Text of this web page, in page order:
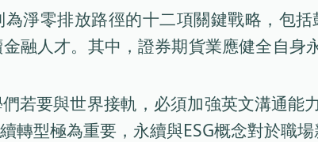
淨零排放路徑的十二項關鍵戰略，包
融人才。其中，證券期貨業應健全自
若要與世界接軌，必須加強英文溝通
轉型極為重要，永續與ESG概念對於職場